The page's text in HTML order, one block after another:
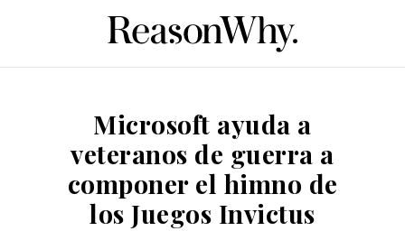
Microsoft ayuda a
veteranos de guerra a
componer el himno de
los Juegos Invictus